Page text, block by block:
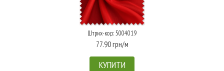
Штрих-код: 5004019
77.90 грн/м
КУПИТИ